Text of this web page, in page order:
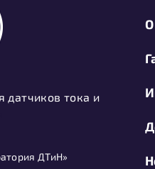
датчиков тока и
ДТиН»